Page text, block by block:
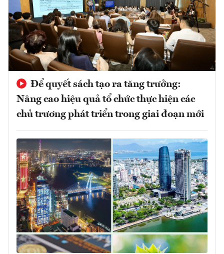
Để quyết sách tạo ra tăng trưởng:
Nâng cao hiệu quả tổ chức thực hiện các
chủ trương phát triển trong giai đoạn mới